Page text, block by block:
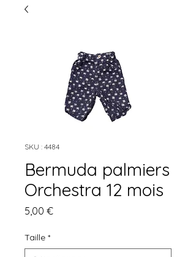
SKU : 4484
Bermuda palmiers
Orchestra 12 mois
5,00 €Prix
Taille *